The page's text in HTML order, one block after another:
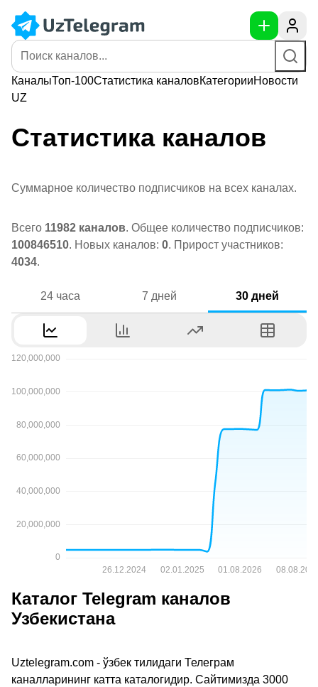
КаналыТоп-100Статистика каналовКатегорииНовости
UZ
Статистика каналов
Суммарное количество подписчиков на всех каналах.
Всего 11982 каналов. Общее количество подписчиков:
100846510. Новых каналов: 0. Прирост участников:
4034.
24 часа 7 дней 30 дней
Каталог Telegram каналов
Узбекистана
Uztelegram.com - ўзбек тилидаги Телеграм
каналларининг катта каталогидир. Сайтимизда 3000